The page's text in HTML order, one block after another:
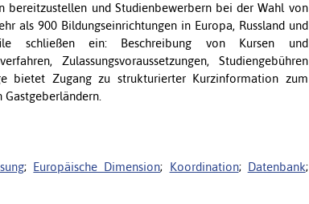
und Studienbewerbern bei der Wahl von
als 900 Bildungseinrichtungen in Europa, Russland und
schließen ein: Beschreibung von Kursen und
Zulassungsvoraussetzungen, Studiengebühren
bietet Zugang zu strukturierter Kurzinformation zum
; Europäische Dimension; Koordination; Datenbank;